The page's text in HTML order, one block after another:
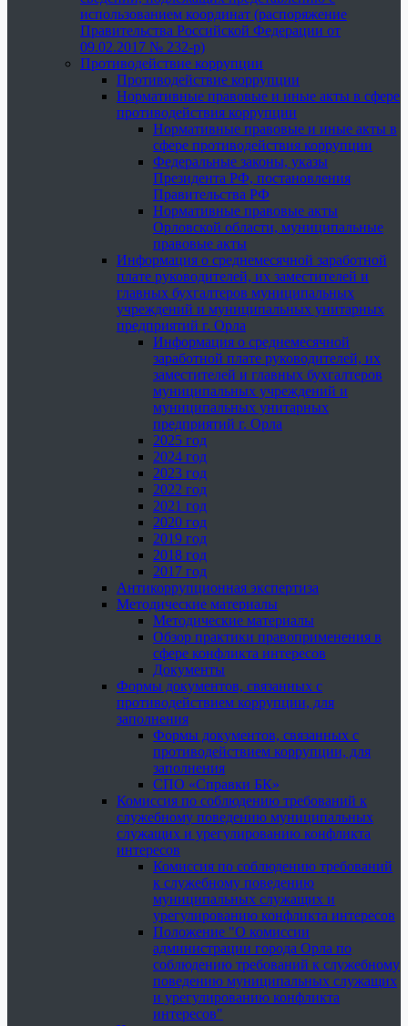
использованием координат (распоряжение
Правительства Российской Федерации от
09.02.2017 № 232-р)
Противодействие коррупции
Противодействие коррупции
Нормативные правовые и иные акты в сфере
противодействия коррупции
Нормативные правовые и иные акты в
сфере противодействия коррупции
Федеральные законы, указы
Президента РФ, постановления
Правительства РФ
Нормативные правовые акты
Орловской области, муниципальные
правовые акты
Информация о среднемесячной заработной
плате руководителей, их заместителей и
главных бухгалтеров муниципальных
учреждений и муниципальных унитарных
предприятий г. Орла
Информация о среднемесячной
заработной плате руководителей, их
заместителей и главных бухгалтеров
муниципальных учреждений и
муниципальных унитарных
предприятий г. Орла
2025 год
2024 год
2023 год
2022 год
2021 год
2020 год
2019 год
2018 год
2017 год
Антикоррупционная экспертиза
Методические материалы
Методические материалы
Обзор практики правоприменения в
сфере конфликта интересов
Документы
Формы документов, связанных с
противодействием коррупции, для
заполнения
Формы документов, связанных с
противодействием коррупции, для
заполнения
СПО «Справки БК»
Комиссия по соблюдению требований к
служебному поведению муниципальных
служащих и урегулированию конфликта
интересов
Комиссия по соблюдению требований
к служебному поведению
муниципальных служащих и
урегулированию конфликта интересов
Положение "О комиссии
администрации города Орла по
соблюдению требований к служебному
поведению муниципальных служащих
и урегулированию конфликта
интересов"